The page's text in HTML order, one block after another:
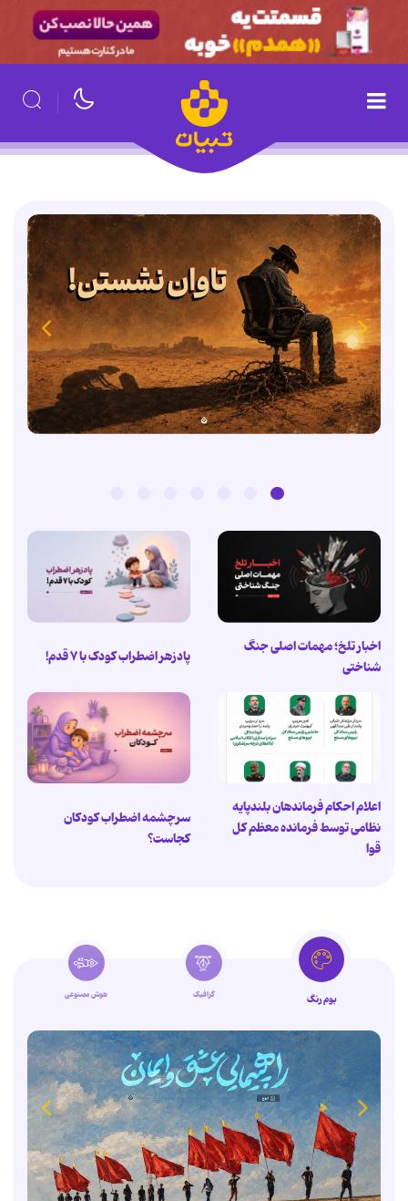
اخبار تلخ؛ مهمات اصلی جنگ
شناختی
پادزهر اضطراب کودک با ۷ قدم!
اعلام احکام فرماندهان بلندپایه
نظامی توسط فرمانده معظم کل
قوا
سرچشمه اضطراب کودکان
کجاست؟
بوم رنگ گرافیک هوش مصنوعی